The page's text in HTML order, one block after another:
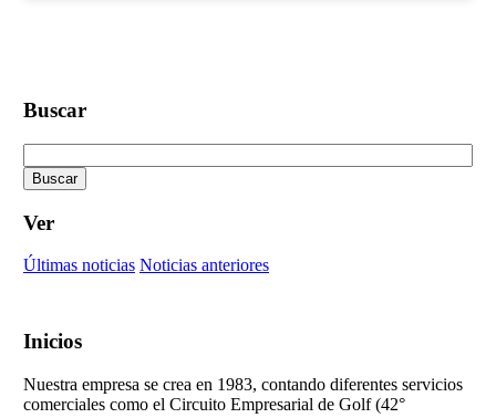
Buscar
Buscar
Ver
Últimas noticias Noticias anteriores
Inicios
Nuestra empresa se crea en 1983, contando diferentes servicios
comerciales como el Circuito Empresarial de Golf (42°